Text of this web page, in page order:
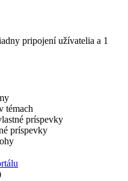
pripojení užívatelia a 1
témach
príspevky
príspevky